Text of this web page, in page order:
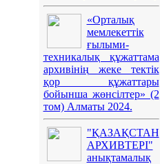
«Орталық
мемлекеттік
ғылыми-
техникалық құжаттама
архивінің жеке тектік
қор құжаттары
бойынша жөнсілтер» (2
том) Алматы 2024.
"ҚАЗАҚСТАН
АРХИВТЕРІ"
анықтамалық